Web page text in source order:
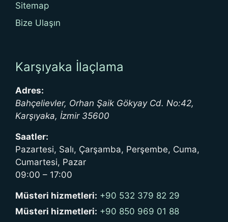
Sitemap
Bize Ulaşın
Karşıyaka İlaçlama
Adres:
Bahçelievler, Orhan Şaik Gökyay Cd. No:42,
Karşıyaka, İzmir 35600
Saatler:
Pazartesi, Salı, Çarşamba, Perşembe, Cuma,
Cumartesi, Pazar
09:00 – 17:00
Müsteri hizmetleri: +90 532 379 82 29
Müsteri hizmetleri: +90 850 969 01 88